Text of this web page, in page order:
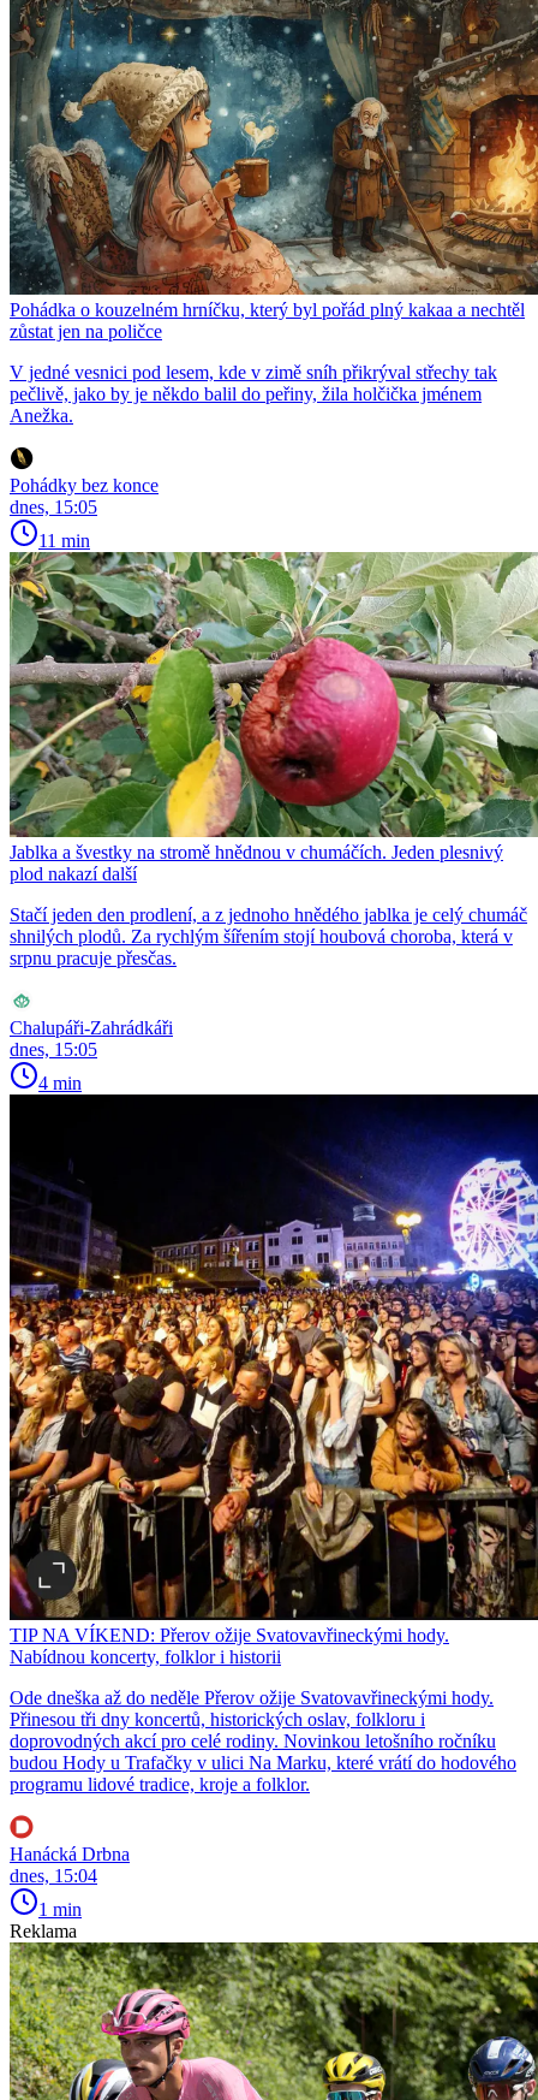
Pohádka o kouzelném hrníčku, který byl pořád plný kakaa a nechtěl
zůstat jen na poličce
V jedné vesnici pod lesem, kde v zimě sníh přikrýval střechy tak
pečlivě, jako by je někdo balil do peřiny, žila holčička jménem
Anežka.
Pohádky bez konce
dnes, 15:05
11 min
Jablka a švestky na stromě hnědnou v chumáčích. Jeden plesnivý
plod nakazí další
Stačí jeden den prodlení, a z jednoho hnědého jablka je celý chumáč
shnilých plodů. Za rychlým šířením stojí houbová choroba, která v
srpnu pracuje přesčas.
Chalupáři-Zahrádkáři
dnes, 15:05
4 min
TIP NA VÍKEND: Přerov ožije Svatovavřineckými hody.
Nabídnou koncerty, folklor i historii
Ode dneška až do neděle Přerov ožije Svatovavřineckými hody.
Přinesou tři dny koncertů, historických oslav, folkloru i
doprovodných akcí pro celé rodiny. Novinkou letošního ročníku
budou Hody u Trafačky v ulici Na Marku, které vrátí do hodového
programu lidové tradice, kroje a folklor.
Hanácká Drbna
dnes, 15:04
1 min
Reklama